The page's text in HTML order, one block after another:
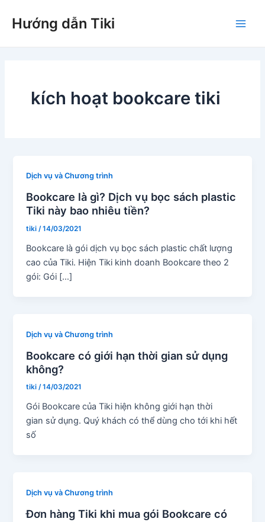
Hướng dẫn Tiki
kích hoạt bookcare tiki
Dịch vụ và Chương trình
Bookcare là gì? Dịch vụ bọc sách plastic
Tiki này bao nhiêu tiền?
tiki/14/03/2021
Bookcare là gói dịch vụ bọc sách plastic chất lượng
cao của Tiki. Hiện Tiki kinh doanh Bookcare theo 2
gói: Gói […]
Dịch vụ và Chương trình
Bookcare có giới hạn thời gian sử dụng
không?
tiki/14/03/2021
Gói Bookcare của Tiki hiện không giới hạn thời
gian sử dụng. Quý khách có thể dùng cho tới khi hết
số
Dịch vụ và Chương trình
Đơn hàng Tiki khi mua gói Bookcare có